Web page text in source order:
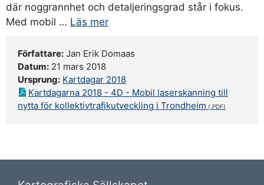
där noggrannhet och detaljeringsgrad står i fokus.
Med mobil … Läs mer
Författare: Jan Erik Domaas
Datum: 21 mars 2018
Ursprung: Kartdagar 2018
Kartdagarna 2018 - 4D - Mobil laserskanning till
nytta för kollektivtrafikutveckling i Trondheim